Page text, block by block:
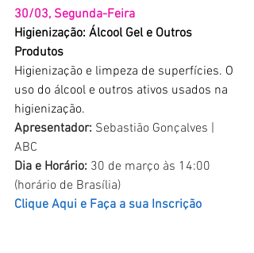
30/03, Segunda-Feira
Higienização: Álcool Gel e Outros
Produtos
Higienização e limpeza de superfícies. O
uso do álcool e outros ativos usados na
higienização.
Apresentador: Sebastião Gonçalves |
ABC
Dia e Horário: 30 de março às 14:00
(horário de Brasília)
Clique Aqui e Faça a sua Inscrição